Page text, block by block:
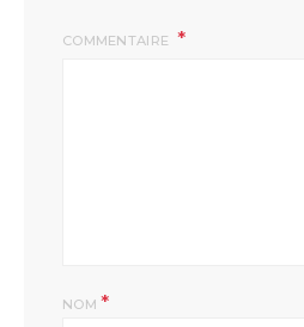
COMMENTAIRE
NOM*